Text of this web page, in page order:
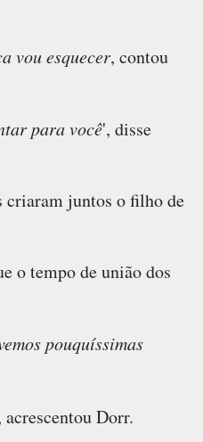
vou esquecer, contou
para você', disse
criaram juntos o filho de
o tempo de união dos
pouquíssimas
acrescentou Dorr.